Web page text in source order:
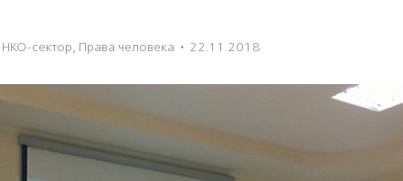
НКО-сектор, Права человека · 22.11.2018